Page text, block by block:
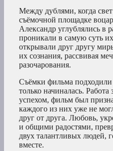
Между дублями, когда
съёмочной площадке
Александр углублялись в
проникали в самую суть
открывали друг другу
их сознания, рассвивая
разочарования.
Съёмки фильма подходили
только начиналась.
успехом, фильм был
каждого из них уже не
друг от друга. Любовь,
и общими радостями,
двух талантливых людей,
вместе.